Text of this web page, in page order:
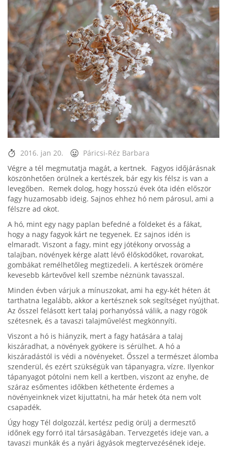
2016. jan 20.
Páricsi-Réz Barbara
Végre a tél megmutatja magát, a kertnek. Fagyos időjárásnak
köszönhetően örülnek a kertészek, bár egy kis félsz is van a
levegőben. Remek dolog, hogy hosszú évek óta idén először
fagy huzamosabb ideig. Sajnos ehhez hó nem párosul, ami a
félszre ad okot.
A hó, mint egy nagy paplan befedné a földeket és a fákat,
hogy a nagy fagyok kárt ne tegyenek. Ez sajnos idén is
elmaradt. Viszont a fagy, mint egy jótékony orvosság a
talajban, növények kérge alatt lévő élősködőket, rovarokat,
gombákat remélhetőleg megtizedeli. A kertészek örömére
kevesebb kártevővel kell szembe néznünk tavasszal.
Minden évben várjuk a mínuszokat, ami ha egy-két héten át
tarthatna legalább, akkor a kertésznek sok segítséget nyújthat.
Az ősszel felásott kert talaj porhanyóssá válik, a nagy rögök
szétesnek, és a tavaszi talajművelést megkönnyíti.
Viszont a hó is hiányzik, mert a fagy hatására a talaj
kiszáradhat, a növények gyökere is sérülhet. A hó a
kiszáradástól is védi a növényeket. Ősszel a természet álomba
szenderül, és ezért szükségük van tápanyagra, vízre. Ilyenkor
tápanyagot pótolni nem kell a kertben, viszont az enyhe, de
száraz esőmentes időkben kéthetente érdemes a
növényeinknek vizet kijuttatni, ha már hetek óta nem volt
csapadék.
Úgy hogy Tél dolgozzál, kertész pedig örülj a dermesztő
időnek egy forró ital társaságában. Tervezgetés ideje van, a
tavaszi munkák és a nyári ágyások megtervezésének ideje.